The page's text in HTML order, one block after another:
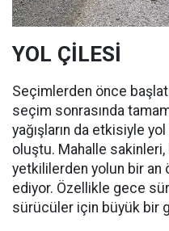
YOL ÇİLESİ
Seçimlerden önce
seçim sonrasında
yağışların da etkisiyle
oluştu. Mahalle
yetkililerden yolun bir
ediyor. Özellikle gece
sürücüler için büyük bir